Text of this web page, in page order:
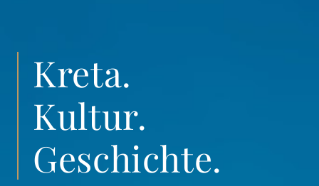
Kreta.
Kultur.
Geschichte.